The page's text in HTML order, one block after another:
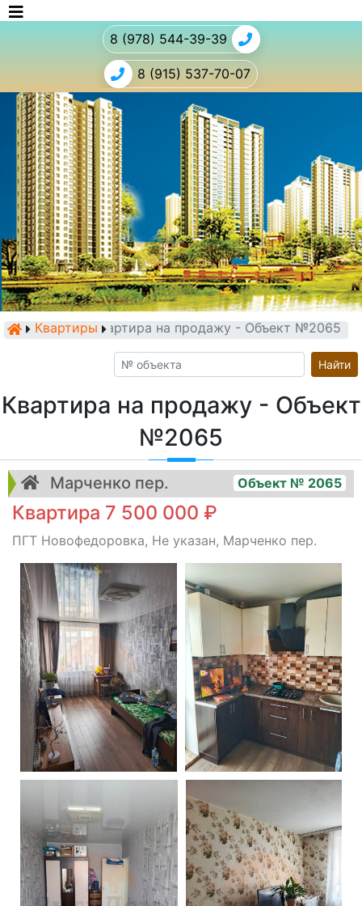
8 (978) 544-39-39
8 (915) 537-70-07
КвартирыКвартира на продажу - Объект №2065
Найти
Квартира на продажу - Объект
№2065
Марченко пер. Объект № 2065
Квартира 7 500 000 ₽
ПГТ Новофедоровка, Не указан, Марченко пер.